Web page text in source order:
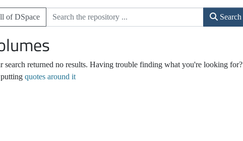
of DSpace Search
search returned no results. Having trouble finding what you're looking for?
quotes around it